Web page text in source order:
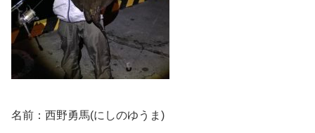
名前：西野勇馬(にしのゆうま)